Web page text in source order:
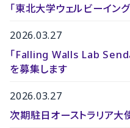
「東北大学ウェルビーイン
2026.03.27
「Falling Walls Lab
を募集します
2026.03.27
次期駐日オーストラリア大